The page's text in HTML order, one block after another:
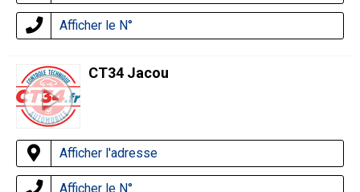
Afficher le N°
CT34 Jacou
Afficher l'adresse
Afficher le N°